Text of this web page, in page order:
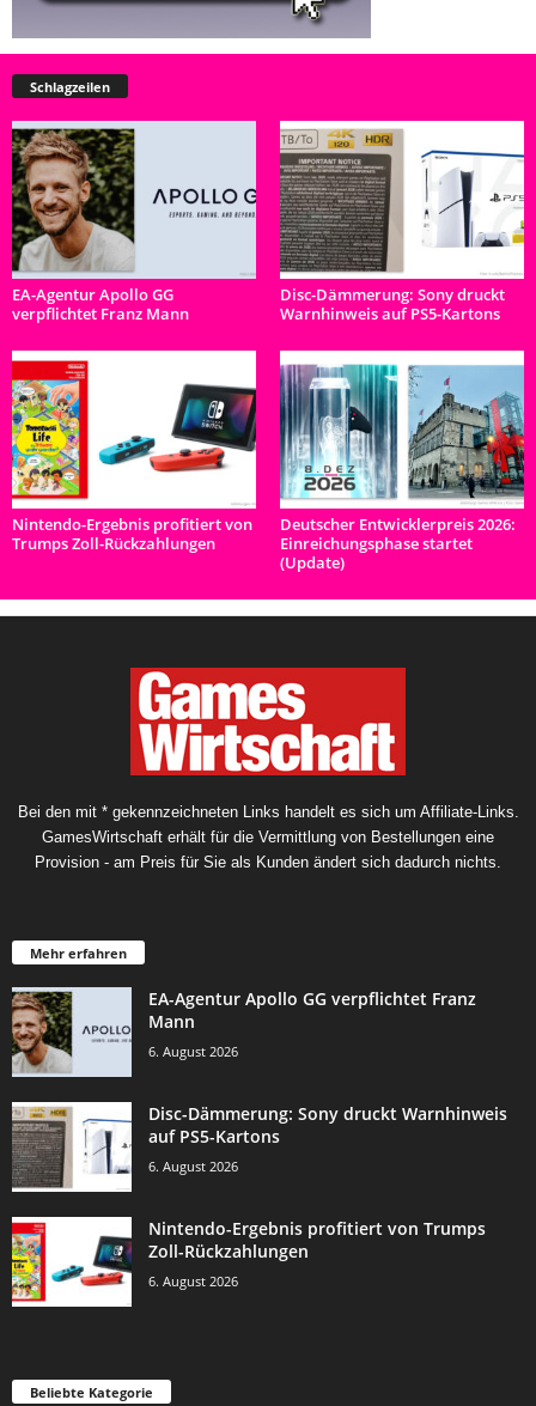
Schlagzeilen
EA-Agentur Apollo GG
verpflichtet Franz Mann
Disc-Dämmerung: Sony druckt
Warnhinweis auf PS5-Kartons
Nintendo-Ergebnis profitiert von
Trumps Zoll-Rückzahlungen
Deutscher Entwicklerpreis 2026:
Einreichungsphase startet
(Update)
Bei den mit * gekennzeichneten Links handelt es sich um Affiliate-Links.
GamesWirtschaft erhält für die Vermittlung von Bestellungen eine
Provision - am Preis für Sie als Kunden ändert sich dadurch nichts.
Mehr erfahren
EA-Agentur Apollo GG verpflichtet Franz
Mann
6. August 2026
Disc-Dämmerung: Sony druckt Warnhinweis
auf PS5-Kartons
6. August 2026
Nintendo-Ergebnis profitiert von Trumps
Zoll-Rückzahlungen
6. August 2026
Beliebte Kategorie